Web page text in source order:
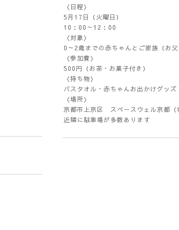
〈日程〉
5月17日（火曜日）
10：00～12：00
〈対象〉
0～2歳までの赤ちゃんとご家族（お
〈参加費〉
500円（お茶・お菓子付き）
〈持ち物〉
バスタオル・赤ちゃんお出かけグッズ
〈場所〉
京都市上京区 スペースウェル京都（
近隣に駐車場が多数あります